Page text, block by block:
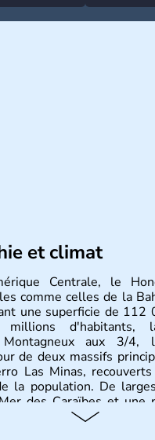
et climat
Centrale, le
comme celles de la
une superficie de 112
millions d'habitants,
Montagneux aux 3/
de deux massifs
Las Minas,
la population. De
des Caraïbes et une